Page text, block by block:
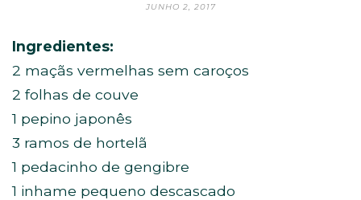
JUNHO 2, 2017
Ingredientes:
2 maçãs vermelhas sem caroços
2 folhas de couve
1 pepino japonês
3 ramos de hortelã
1 pedacinho de gengibre
1 inhame pequeno descascado